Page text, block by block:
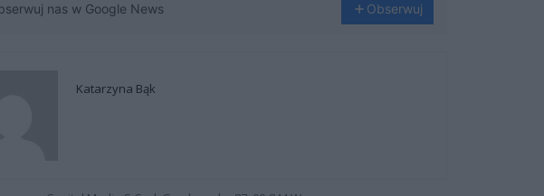
nas w Google News Obserwuj
Katarzyna Bąk